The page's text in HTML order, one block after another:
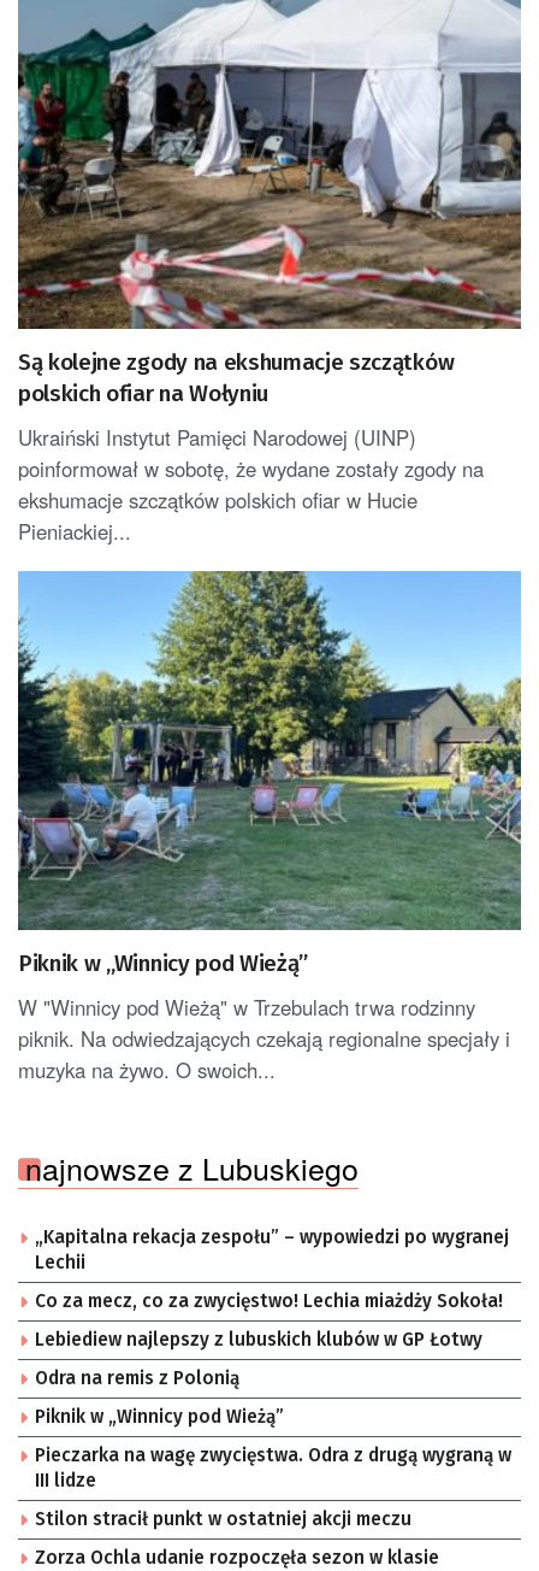
Są kolejne zgody na ekshumacje szczątków
polskich ofiar na Wołyniu
Ukraiński Instytut Pamięci Narodowej (UINP)
poinformował w sobotę, że wydane zostały zgody na
ekshumacje szczątków polskich ofiar w Hucie
Pieniackiej...
Piknik w „Winnicy pod Wieżą”
W "Winnicy pod Wieżą" w Trzebulach trwa rodzinny
piknik. Na odwiedzających czekają regionalne specjały i
muzyka na żywo. O swoich...
najnowsze z Lubuskiego
„Kapitalna rekacja zespołu” – wypowiedzi po wygranej
Lechii
Co za mecz, co za zwycięstwo! Lechia miażdży Sokoła!
Lebiediew najlepszy z lubuskich klubów w GP Łotwy
Odra na remis z Polonią
Piknik w „Winnicy pod Wieżą”
Pieczarka na wagę zwycięstwa. Odra z drugą wygraną w
III lidze
Stilon stracił punkt w ostatniej akcji meczu
Zorza Ochla udanie rozpoczęła sezon w klasie